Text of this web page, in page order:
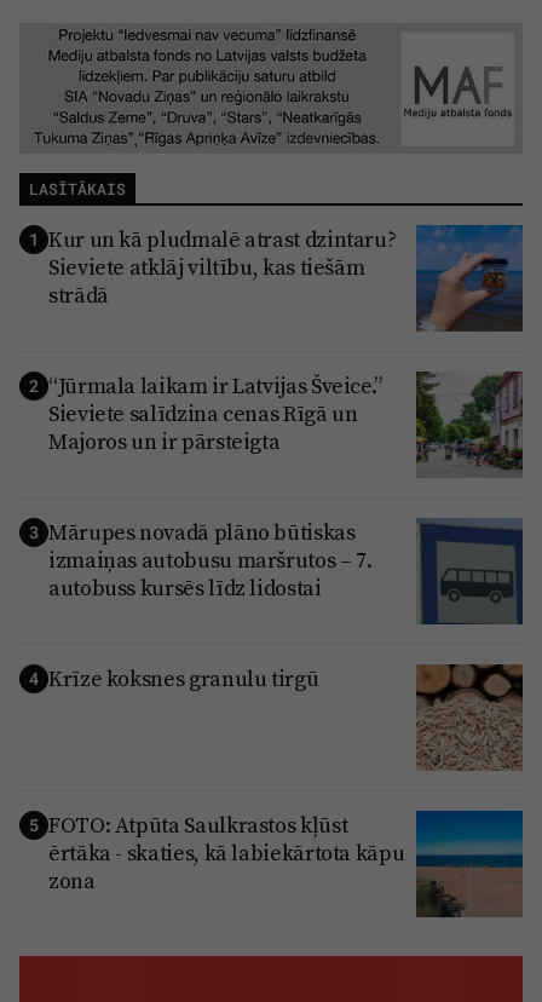
LASĪTĀKAIS
1 Kur un kā pludmalē atrast dzintaru?
Sieviete atklāj viltību, kas tiešām
strādā
2 “Jūrmala laikam ir Latvijas Šveice.”
Sieviete salīdzina cenas Rīgā un
Majoros un ir pārsteigta
3 Mārupes novadā plāno būtiskas
izmaiņas autobusu maršrutos – 7.
autobuss kursēs līdz lidostai
4 Krīze koksnes granulu tirgū
5 FOTO: Atpūta Saulkrastos kļūst
ērtāka - skaties, kā labiekārtota kāpu
zona